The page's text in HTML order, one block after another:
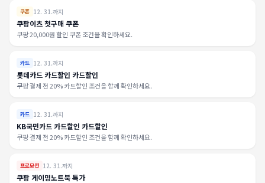
쿠폰 12. 31.까지
쿠팡이츠 첫구매 쿠폰
쿠팡 20,000원 할인 쿠폰 조건을 확인하세요.
카드 12. 31.까지
롯데카드 카드할인 카드할인
쿠팡 결제 전 20% 카드할인 조건을 함께 확인하세요.
카드 12. 31.까지
KB국민카드 카드할인 카드할인
쿠팡 결제 전 20% 카드할인 조건을 함께 확인하세요.
프로모션 12. 31.까지
쿠팡 게이밍노트북 특가